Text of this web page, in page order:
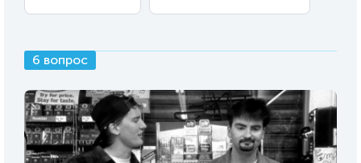
6 вопрос